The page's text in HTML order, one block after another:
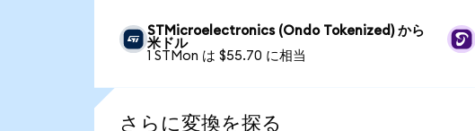
STMicroelectronics (Ondo Tokenized) から
米ドル
1 STMon は $55.70 に相当
さらに変換を探る